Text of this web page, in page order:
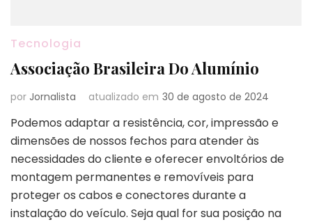
Tecnologia
Associação Brasileira Do Alumínio
por Jornalista atualizado em 30 de agosto de 2024
Podemos adaptar a resistência, cor, impressão e
dimensões de nossos fechos para atender às
necessidades do cliente e oferecer envoltórios de
montagem permanentes e removíveis para
proteger os cabos e conectores durante a
instalação do veículo. Seja qual for sua posição na